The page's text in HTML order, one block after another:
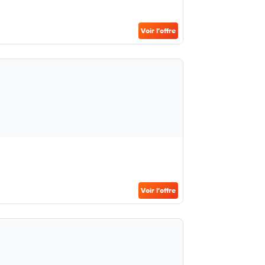
Voir l’offre
Voir l’offre